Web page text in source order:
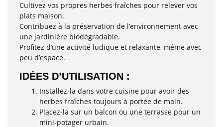
Cultivez vos propres herbes fraîches pour relever vos
plats maison.
Contribuez à la préservation de l’environnement avec
une jardinière biodégradable.
Profitez d’une activité ludique et relaxante, même avec
peu d’espace.
IDÉES D’UTILISATION :
Installez-la dans votre cuisine pour avoir des
herbes fraîches toujours à portée de main.
Placez-la sur un balcon ou une terrasse pour un
mini-potager urbain.